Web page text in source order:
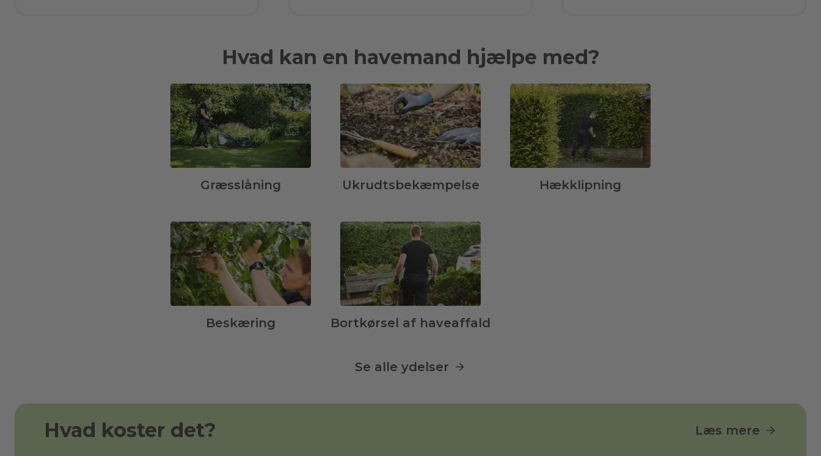
Hvad kan en havemand hjælpe med?
Græsslåning Ukrudtsbekæmpelse Hækklipning
Beskæring Bortkørsel af haveaffald
Se alle ydelser
Hvad koster det? Læs mere